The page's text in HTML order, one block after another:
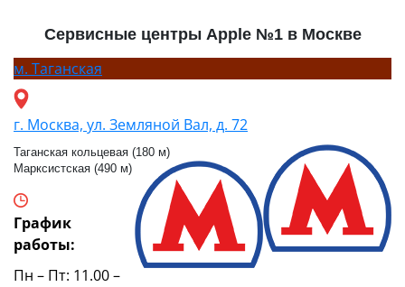
Сервисные центры Apple №1 в Москве
м. Таганская
г. Москва, ул. Земляной Вал, д. 72
Таганская кольцевая (180 м)
Марксистская (490 м)
График
работы:
Пн – Пт: 11.00 –